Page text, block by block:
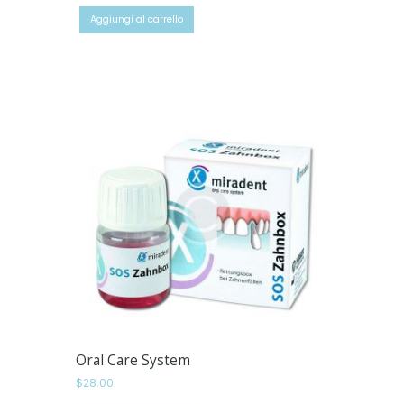
originale
era:
attuale
è:
Aggiungi al carrello
Oral Care System
$28.00